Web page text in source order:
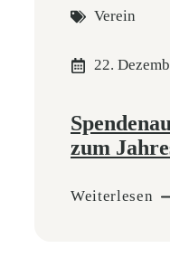
Verein
22.
zum
Weiterlesen